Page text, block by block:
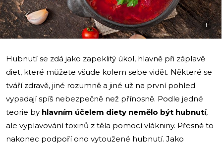
i
Hubnutí se zdá jako zapeklitý úkol, hlavně při záplavě
diet, které můžete všude kolem sebe vidět. Některé se
tváří zdravě, jiné rozumně a jiné už na první pohled
vypadají spíš nebezpečně než přínosně. Podle jedné
teorie by hlavním účelem diety nemělo být hubnutí,
ale vyplavování toxinů z těla pomocí vlákniny. Přesně to
nakonec podpoří ono vytoužené hubnutí. Jako